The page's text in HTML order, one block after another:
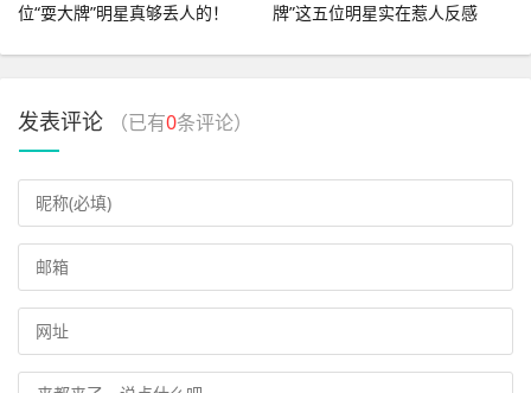
位“耍大牌”明星真够丢人的！
牌”这五位明星实在惹人反感
发表评论 （已有0条评论）